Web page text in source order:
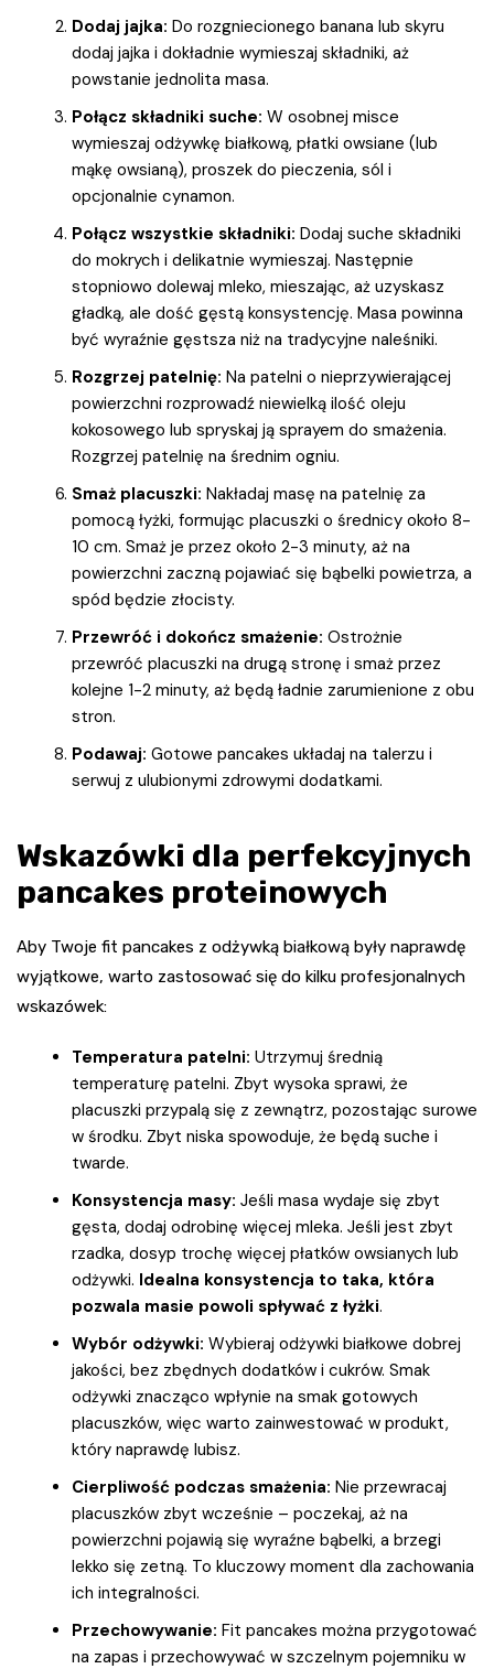
Dodaj jajka: Do rozgniecionego banana lub skyru
dodaj jajka i dokładnie wymieszaj składniki, aż
powstanie jednolita masa.
Połącz składniki suche: W osobnej misce
wymieszaj odżywkę białkową, płatki owsiane (lub
mąkę owsianą), proszek do pieczenia, sól i
opcjonalnie cynamon.
Połącz wszystkie składniki: Dodaj suche składniki
do mokrych i delikatnie wymieszaj. Następnie
stopniowo dolewaj mleko, mieszając, aż uzyskasz
gładką, ale dość gęstą konsystencję. Masa powinna
być wyraźnie gęstsza niż na tradycyjne naleśniki.
Rozgrzej patelnię: Na patelni o nieprzywierającej
powierzchni rozprowadź niewielką ilość oleju
kokosowego lub spryskaj ją sprayem do smażenia.
Rozgrzej patelnię na średnim ogniu.
Smaż placuszki: Nakładaj masę na patelnię za
pomocą łyżki, formując placuszki o średnicy około 8-
10 cm. Smaż je przez około 2-3 minuty, aż na
powierzchni zaczną pojawiać się bąbelki powietrza, a
spód będzie złocisty.
Przewróć i dokończ smażenie: Ostrożnie
przewróć placuszki na drugą stronę i smaż przez
kolejne 1-2 minuty, aż będą ładnie zarumienione z obu
stron.
Podawaj: Gotowe pancakes układaj na talerzu i
serwuj z ulubionymi zdrowymi dodatkami.
Wskazówki dla perfekcyjnych
pancakes proteinowych
Aby Twoje fit pancakes z odżywką białkową były naprawdę
wyjątkowe, warto zastosować się do kilku profesjonalnych
wskazówek:
Temperatura patelni: Utrzymuj średnią
temperaturę patelni. Zbyt wysoka sprawi, że
placuszki przypalą się z zewnątrz, pozostając surowe
w środku. Zbyt niska spowoduje, że będą suche i
twarde.
Konsystencja masy: Jeśli masa wydaje się zbyt
gęsta, dodaj odrobinę więcej mleka. Jeśli jest zbyt
rzadka, dosyp trochę więcej płatków owsianych lub
odżywki. Idealna konsystencja to taka, która
pozwala masie powoli spływać z łyżki.
Wybór odżywki: Wybieraj odżywki białkowe dobrej
jakości, bez zbędnych dodatków i cukrów. Smak
odżywki znacząco wpłynie na smak gotowych
placuszków, więc warto zainwestować w produkt,
który naprawdę lubisz.
Cierpliwość podczas smażenia: Nie przewracaj
placuszków zbyt wcześnie – poczekaj, aż na
powierzchni pojawią się wyraźne bąbelki, a brzegi
lekko się zetną. To kluczowy moment dla zachowania
ich integralności.
Przechowywanie: Fit pancakes można przygotować
na zapas i przechowywać w szczelnym pojemniku w